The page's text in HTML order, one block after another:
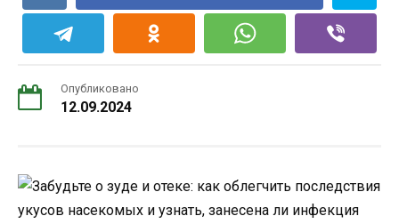
Опубликовано
12.09.2024